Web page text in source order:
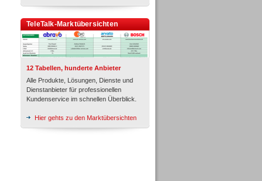
TeleTalk-Marktübersichten
12 Tabellen, hunderte Anbieter
Alle Produkte, Lösungen, Dienste und
Dienstanbieter für professionellen
Kundenservice im schnellen Überblick.
Hier gehts zu den Marktübersichten